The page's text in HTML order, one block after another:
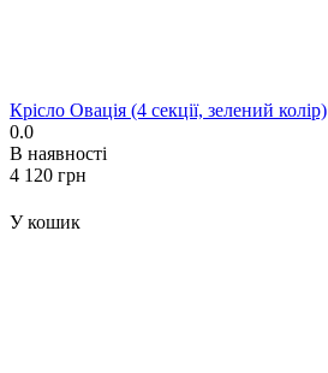
Крісло Овація (4 секції, зелений колір)
0.0
В наявності
‍4 120‍ грн
У кошик